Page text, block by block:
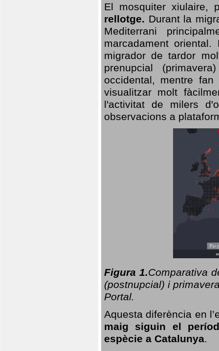
El mosquiter xiulaire,
rellotge. Durant la
Mediterrani
marcadament
migrador de tardor
prenupcial
occidental, mentre
visualitzar molt
l'activitat de milers
observacions a
Figura 1.Comparativa
(postnupcial) i
Portal.
Aquesta diferència en
maig siguin el
espècie a Catalunya.